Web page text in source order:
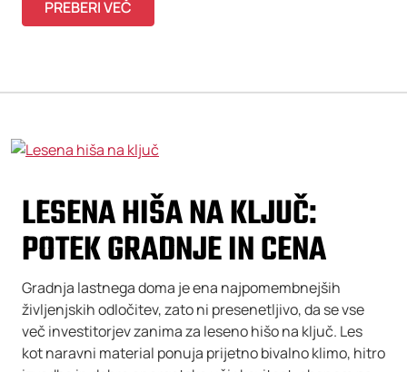
PREBERI VEČ
LESENA HIŠA NA KLJUČ:
POTEK GRADNJE IN CENA
Gradnja lastnega doma je ena najpomembnejših
življenjskih odločitev, zato ni presenetljivo, da se vse
več investitorjev zanima za leseno hišo na ključ. Les
kot naravni material ponuja prijetno bivalno klimo, hitro